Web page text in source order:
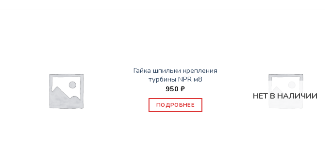
Гайка шпильки крепления
турбины NPR м8
950₽
ПОДРОБНЕЕ
НЕТ В НАЛИЧИИ